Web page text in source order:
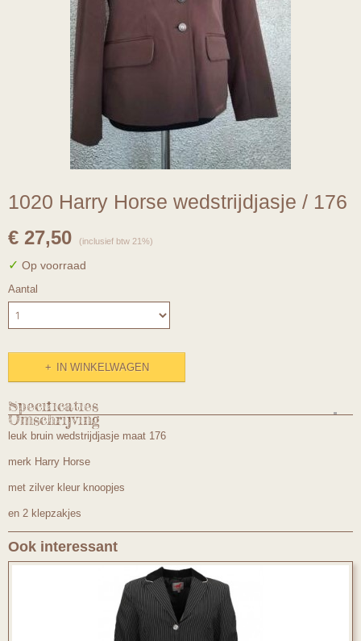
1020 Harry Horse wedstrijdjasje / 176
€ 27,50 (inclusief btw 21%)
✓ Op voorraad
Aantal
IN WINKELWAGEN
Specificaties
Productcode
1020/176
Omschrijving
leuk bruin wedstrijdjasje maat 176
merk Harry Horse
met zilver kleur knoopjes
en 2 klepzakjes
Ook interessant